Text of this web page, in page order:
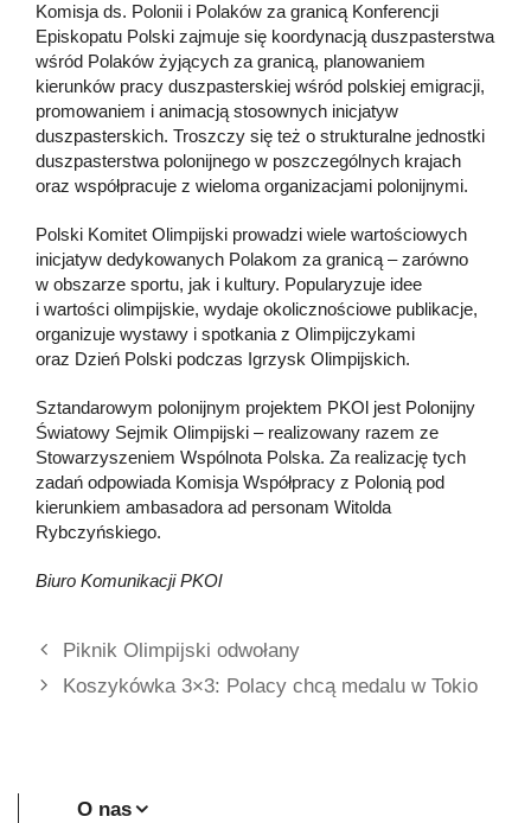
Komisja ds. Polonii i Polaków za granicą Konferencji
Episkopatu Polski zajmuje się koordynacją duszpasterstwa
wśród Polaków żyjących za granicą, planowaniem
kierunków pracy duszpasterskiej wśród polskiej emigracji,
promowaniem i animacją stosownych inicjatyw
duszpasterskich. Troszczy się też o strukturalne jednostki
duszpasterstwa polonijnego w poszczególnych krajach
oraz współpracuje z wieloma organizacjami polonijnymi.
Polski Komitet Olimpijski prowadzi wiele wartościowych
inicjatyw dedykowanych Polakom za granicą – zarówno
w obszarze sportu, jak i kultury. Popularyzuje idee
i wartości olimpijskie, wydaje okolicznościowe publikacje,
organizuje wystawy i spotkania z Olimpijczykami
oraz Dzień Polski podczas Igrzysk Olimpijskich.
Sztandarowym polonijnym projektem PKOl jest Polonijny
Światowy Sejmik Olimpijski – realizowany razem ze
Stowarzyszeniem Wspólnota Polska. Za realizację tych
zadań odpowiada Komisja Współpracy z Polonią pod
kierunkiem ambasadora ad personam Witolda
Rybczyńskiego.
Biuro Komunikacji PKOl
Piknik Olimpijski odwołany
Koszykówka 3×3: Polacy chcą medalu w Tokio
O nas